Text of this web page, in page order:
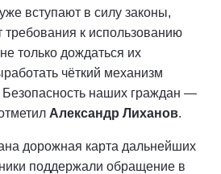
вступают в силу законы,
требования к использованию
только дождаться их
чёткий механизм
Безопасность наших граждан —
Александр Лиханов.
дорожная карта дальнейших
поддержали обращение в